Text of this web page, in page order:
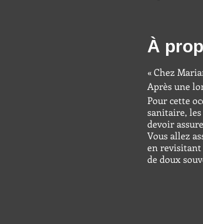
À
« Chez
Après une
Pour cette
sanitaire,
devoir
Vous allez
en revisitant
de doux